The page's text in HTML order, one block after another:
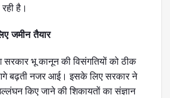
है।
जमीन तैयार
भू कानून की विसंगतियों को ठीक
बढ़ती नजर आई। इसके लिए सरकार ने
किए जाने की शिकायतों का संज्ञान